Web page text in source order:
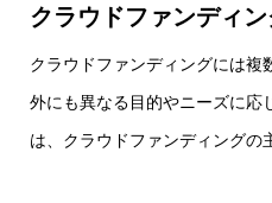
クラウドファンディ
クラウドファンディングには複
外にも異なる目的やニーズに応
は、クラウドファンディングの